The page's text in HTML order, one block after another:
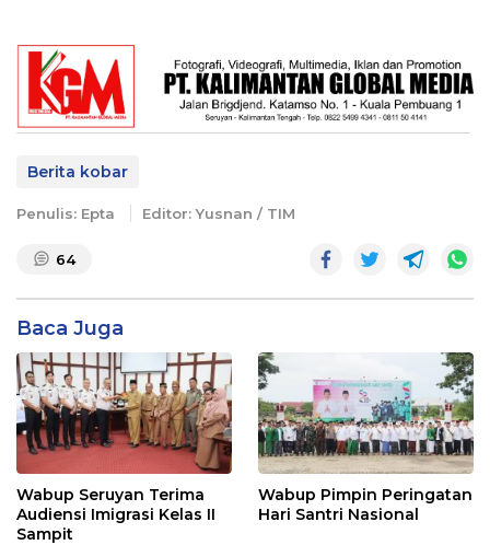
Berita kobar
Penulis: Epta Editor: Yusnan / TIM
64
Baca Juga
Wabup Seruyan Terima
Audiensi Imigrasi Kelas II
Sampit
Wabup Pimpin Peringatan
Hari Santri Nasional